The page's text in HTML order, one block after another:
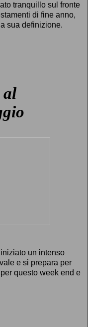
tranquillo sul fronte
di fine anno,
sua definizione.
al
un intenso
e si prepara per
questo week end e